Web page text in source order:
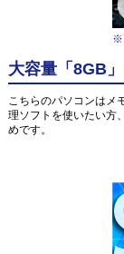
※
大容量「8GB
こちらのパソコンはメ
理ソフトを使いたい方
めです。